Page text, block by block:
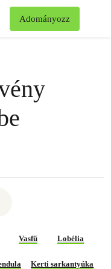
Adományozz
Vasfű Lobélia
Kerti sarkantyúka